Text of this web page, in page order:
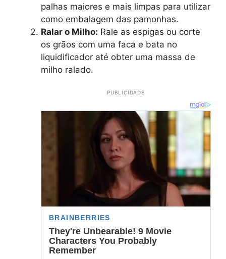
palhas maiores e mais limpas para utilizar
como embalagem das pamonhas.
Ralar o Milho: Rale as espigas ou corte
os grãos com uma faca e bata no
liquidificador até obter uma massa de
milho ralado.
PUBLICIDADE